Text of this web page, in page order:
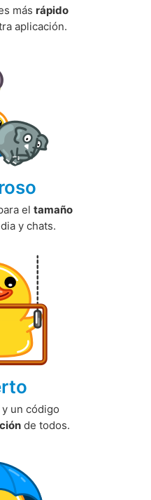
más rápido
aplicación.
el tamaño
y chats.
y un código
de todos.